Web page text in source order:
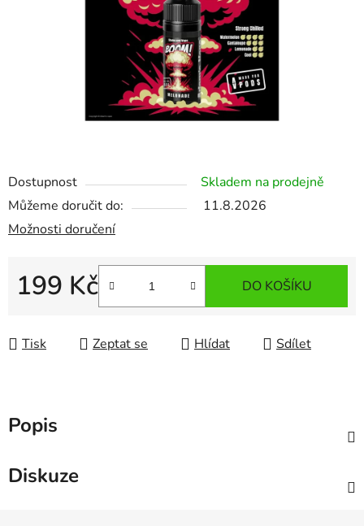
Dostupnost
Skladem na prodejně
Můžeme doručit do:
11.8.2026
Možnosti doručení
199 Kč DO KOŠÍKU
Tisk Zeptat se Hlídat Sdílet
Popis
Diskuze